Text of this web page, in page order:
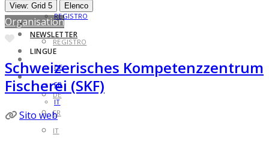
REGISTRO
NEWSLETTER
LINGUE
DE
FR
IT
CONTATTO
CONTO
REGISTRO
LINGUE
DE
FR
IT
View: Grid 5
Elenco
Organisation
Preferito
Schweizerisches Kompetenzzentrum
Fischerei (SKF)
Sito web